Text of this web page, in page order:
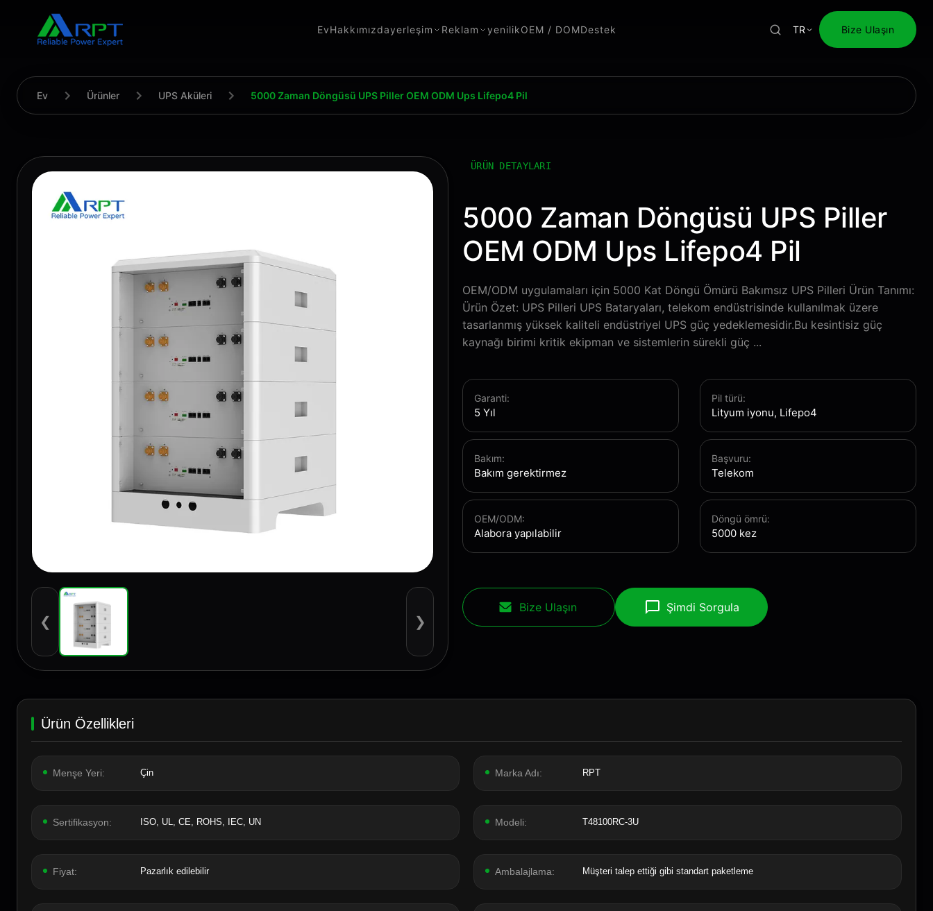
EvHakkımızdayerleşim Reklam yenilikOEM / DOMDestek TR Bize Ulaşın
Ev Ürünler UPS Aküleri 5000 Zaman Döngüsü UPS Piller OEM ODM Ups Lifepo4 Pil
❮ ❯
ÜRÜN DETAYLARI
5000 Zaman Döngüsü UPS Piller
OEM ODM Ups Lifepo4 Pil
OEM/ODM uygulamaları için 5000 Kat Döngü Ömürü Bakımsız UPS Pilleri Ürün Tanımı:
Ürün Özet: UPS Pilleri UPS Bataryaları, telekom endüstrisinde kullanılmak üzere
tasarlanmış yüksek kaliteli endüstriyel UPS güç yedeklemesidir.Bu kesintisiz güç
kaynağı birimi kritik ekipman ve sistemlerin sürekli güç ...
Garanti:
5 Yıl
Pil türü:
Lityum iyonu, Lifepo4
Bakım:
Bakım gerektirmez
Başvuru:
Telekom
OEM/ODM:
Alabora yapılabilir
Döngü ömrü:
5000 kez
Bize Ulaşın Şimdi Sorgula
Ürün Özellikleri
Menşe Yeri: Çin Marka Adı: RPT
Sertifikasyon: ISO, UL, CE, ROHS, IEC, UN Modeli: T48100RC-3U
Fiyat: Pazarlık edilebilir Ambalajlama: Müşteri talep ettiği gibi standart paketleme